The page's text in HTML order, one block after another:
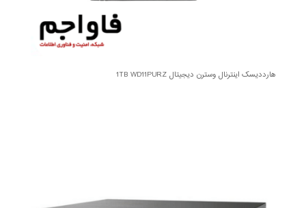
هارددیسک اینترنال وسترن دیجیتال 1TB WD11PURZ